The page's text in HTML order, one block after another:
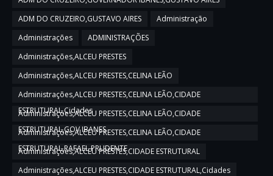
ADM DO CRUZEIRO,GUSTAVO AIRES
Administração
Administrações
ADMINISTRAÇÕES
Administrações,ALCEU PRESTES
Administrações,ALCEU PRESTES,CELINA LEÃO
Administrações,ALCEU PRESTES,CELINA LEÃO,CIDADE
ESTRUTURAL,Cidades
Administrações,ALCEU PRESTES,CELINA LEÃO,CIDADE
ESTRUTURAL,GOV IBANES
Administrações,ALCEU PRESTES,CELINA LEÃO,CIDADE
ESTRUTURAL,RAFAEL PRUDENTE
Administrações,ALCEU PRESTES,CIDADE ESTRUTURAL
Administrações,ALCEU PRESTES,CIDADE ESTRUTURAL,Cidades